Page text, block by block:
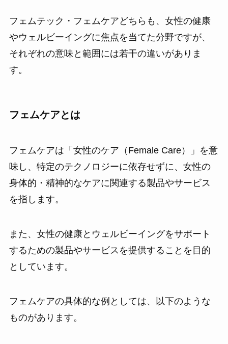
フェムテック・フェムケアどちらも、女性の健康
やウェルビーイングに焦点を当てた分野ですが、
それぞれの意味と範囲には若干の違いがありま
す。
フェムケアとは
フェムケアは「女性のケア（Female Care）」を意
味し、特定のテクノロジーに依存せずに、女性の
身体的・精神的なケアに関連する製品やサービス
を指します。
また、女性の健康とウェルビーイングをサポート
するための製品やサービスを提供することを目的
としています。
フェムケアの具体的な例としては、以下のような
ものがあります。